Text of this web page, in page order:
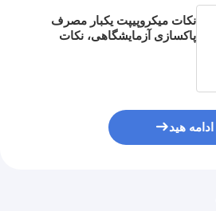
نکات میکروپیپت یکبار مصرف
پاکسازی آزمایشگاهی، نکات
ادامه هید